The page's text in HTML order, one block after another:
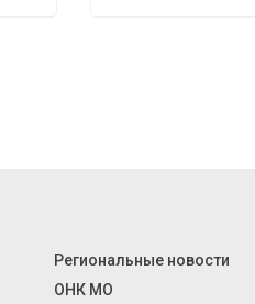
Региональные новости
ОНК МО